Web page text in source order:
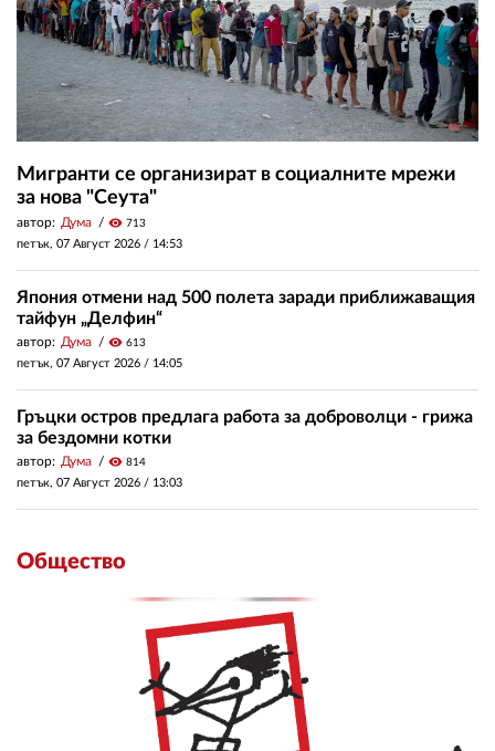
Мигранти се организират в социалните мрежи
за нова "Сеута"
автор: Дума visibility 713
петък, 07 Август 2026 / 14:53
Япония отмени над 500 полета заради приближаващия
тайфун „Делфин“
автор: Дума visibility 613
петък, 07 Август 2026 / 14:05
Гръцки остров предлага работа за доброволци - грижа
за бездомни котки
автор: Дума visibility 814
петък, 07 Август 2026 / 13:03
Общество